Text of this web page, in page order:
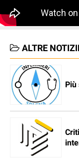
ALTRE
Più